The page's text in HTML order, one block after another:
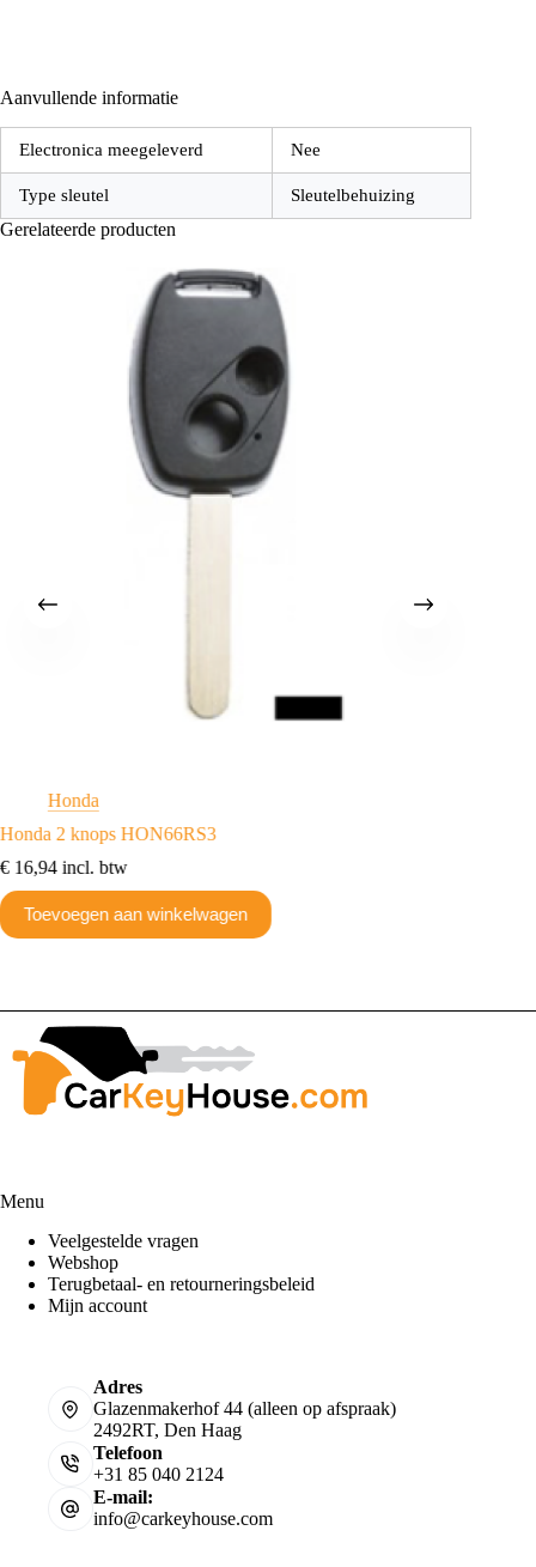
Aanvullende informatie
Electronica meegeleverd Nee
Type sleutel Sleutelbehuizing
Gerelateerde producten
Honda
Honda 2 knops HON66RS3
€ 16,94 incl. btw
Toevoegen aan winkelwagen
Menu
Veelgestelde vragen
Webshop
Terugbetaal- en retourneringsbeleid
Mijn account
Adres
Glazenmakerhof 44 (alleen op afspraak)
2492RT, Den Haag
Telefoon
+31 85 040 2124
E-mail:
info@carkeyhouse.com